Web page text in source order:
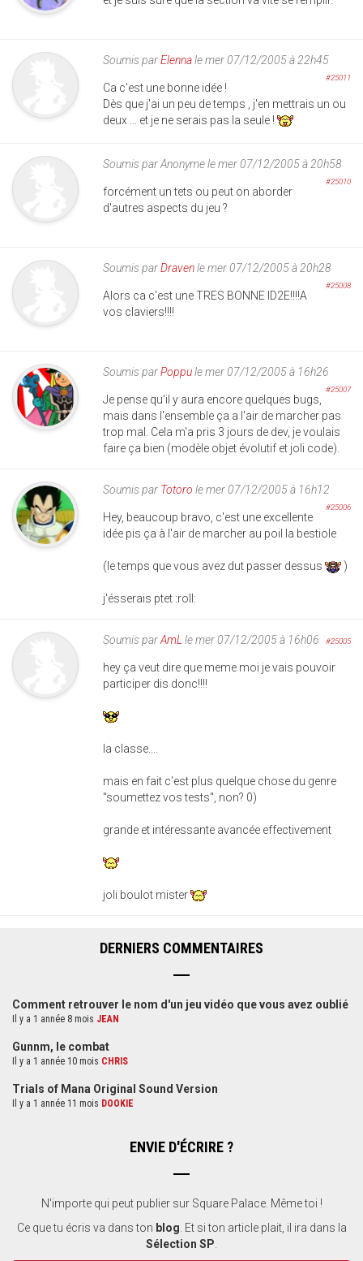
Soumis parElennale mer 07/12/2005 à 22h45
#25011
Ca c'est une bonne idée !
Dès que j'ai un peu de temps , j'en mettrais un ou
deux ... et je ne serais pas la seule !
Soumis parAnonymele mer 07/12/2005 à 20h58
#25010
forcément un tets ou peut on aborder
d'autres aspects du jeu ?
Soumis parDravenle mer 07/12/2005 à 20h28
#25008
Alors ca c'est une TRES BONNE ID2E!!!!A
vos claviers!!!!
Soumis parPoppule mer 07/12/2005 à 16h26
#25007
Je pense qu'il y aura encore quelques bugs,
mais dans l'ensemble ça a l'air de marcher pas
trop mal. Cela m'a pris 3 jours de dev, je voulais
faire ça bien (modèle objet évolutif et joli code).
Soumis par Totoro le mer 07/12/2005 à 16h12
#25006
Hey, beaucoup bravo, c'est une excellente
idée pis ça à l'air de marcher au poil la bestiole
(le temps que vous avez dut passer dessus )
j'ésserais ptet :roll:
Soumis parAmL le mer 07/12/2005 à 16h06 #25005
hey ça veut dire que meme moi je vais pouvoir
participer dis donc!!!!
la classe....
mais en fait c'est plus quelque chose du genre
"soumettez vos tests", non? 0)
grande et intéressante avancée effectivement
joli boulot mister
DERNIERS COMMENTAIRES
Comment retrouver le nom d'un jeu vidéo que vous avez oublié
Il y a 1 année 8 mois JEAN
Gunnm, le combat
Il y a 1 année 10 mois CHRIS
Trials of Mana Original Sound Version
Il y a 1 année 11 mois DOOKIE
ENVIE D'ÉCRIRE ?
N'importe qui peut publier sur Square Palace. Même toi !
Ce que tu écris va dans ton blog . Et si ton article plait, il ira dans la
Sélection SP